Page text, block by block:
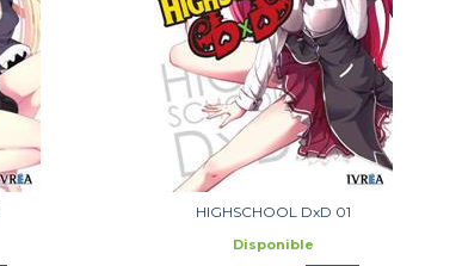
HIGHSCHOOL DxD 01
Disponible